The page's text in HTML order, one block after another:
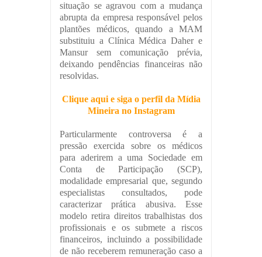
situação se agravou com a mudança
abrupta da empresa responsável pelos
plantões médicos, quando a MAM
substituiu a Clínica Médica Daher e
Mansur sem comunicação prévia,
deixando pendências financeiras não
resolvidas.
Clique aqui e siga o perfil da Mídia
Mineira no Instagram
Particularmente controversa é a
pressão exercida sobre os médicos
para aderirem a uma Sociedade em
Conta de Participação (SCP),
modalidade empresarial que, segundo
especialistas consultados, pode
caracterizar prática abusiva. Esse
modelo retira direitos trabalhistas dos
profissionais e os submete a riscos
financeiros, incluindo a possibilidade
de não receberem remuneração caso a